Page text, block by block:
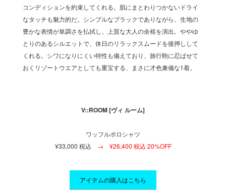
コンディションを約束してくれる。肌にまとわりつかないドライ
なタッチも魅力的だ。シンプルなブラックでありながら、生地の
豊かな表情が単調さを払拭し、上質な大人の余裕を演出。ややゆ
とりのあるシルエットで、休日のリラックスムードを後押しして
くれる。シワになりにくい特性も備えており、旅行鞄に忍ばせて
おくリゾートウエアとしても重宝する、まさに才色兼備な1着。
V::ROOM [ヴィ ルーム]
ワッフルポロシャツ
¥33,000 税込 → ¥26,400 税込 20%OFF
アイテムの購入はこちら